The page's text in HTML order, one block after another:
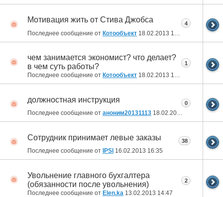
Мотивация жить от Стива Джобса
Последнее сообщение от Котообъект 18.02.2013 15:11
4
чем занимается экономист? что делает?
в чем суть работы?
Последнее сообщение от Котообъект 18.02.2013 14:25
1
должностная инструкция
Последнее сообщение от аноним20131113 18.02.2013
0
Сотрудник принимает левые заказы
Последнее сообщение от IPSl 16.02.2013 16:35
38
Увольнение главного бухгалтера
(обязанности после увольнения)
Последнее сообщение от Elen.ka 13.02.2013 14:47
2